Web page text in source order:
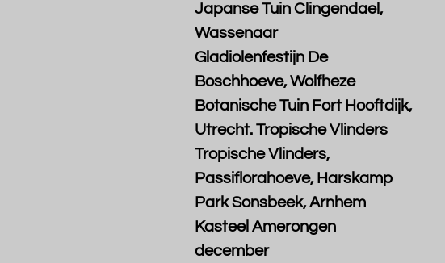
Japanse Tuin Clingendael,
Wassenaar
Gladiolenfestijn De
Boschhoeve, Wolfheze
Botanische Tuin Fort Hooftdijk,
Utrecht. Tropische Vlinders
Tropische Vlinders,
Passiflorahoeve, Harskamp
Park Sonsbeek, Arnhem
Kasteel Amerongen
december